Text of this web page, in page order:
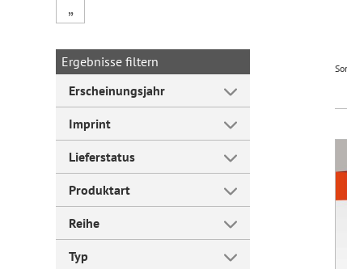
Forum Arbeitslehre
„
Ergebnisse filtern
Erscheinungsjahr
Imprint
Lieferstatus
Produktart
Reihe
Typ